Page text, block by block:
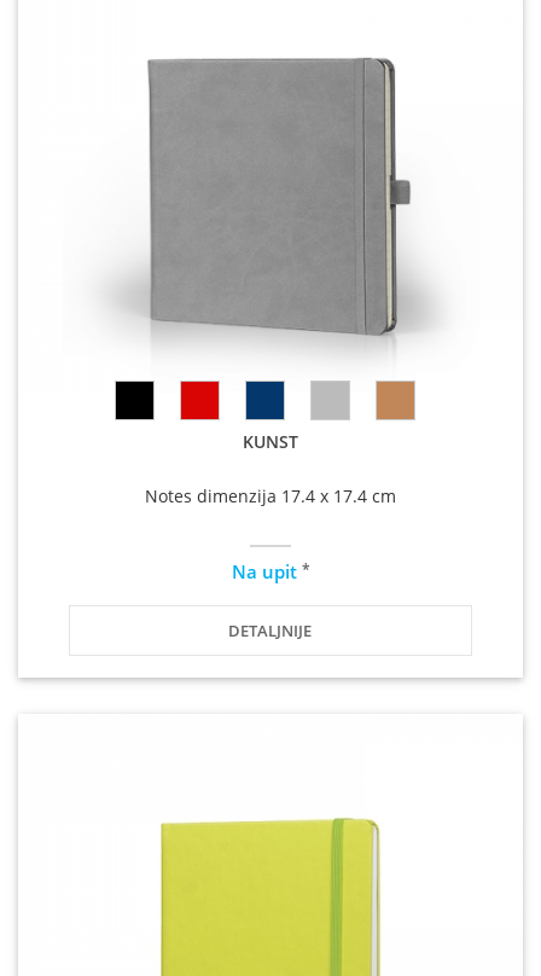
KUNST
Notes dimenzija 17.4 x 17.4 cm
Na upit *
DETALJNIJE